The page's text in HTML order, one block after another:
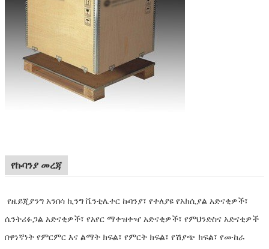
የኩባንያ መረጃ
የዜይጂያንግ አንበሳ ኪንግ ቬንቲሌተር ኩባንያ፣ የተለያዩ የአክሲያል አድናቂዎች፣
ሴንትሪፉጋል አድናቂዎች፣ የአየር ማቀዝቀዣ አድናቂዎች፣ የምህንድስና አድናቂዎች
በዋነኛነት የምርምር እና ልማት ክፍል፣ የምርት ክፍል፣ የሽያጭ ክፍል፣ የሙከራ